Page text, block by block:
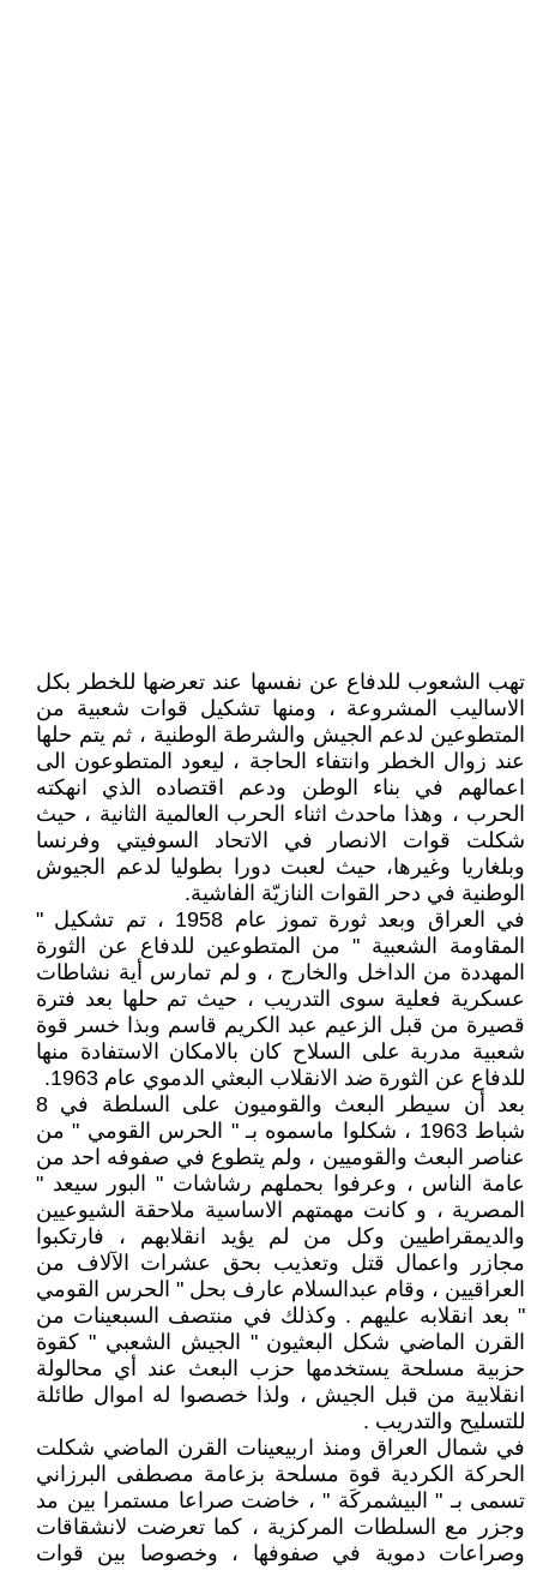
تهب الشعوب للدفاع عن نفسها عند تعرضها للخطر بكل
الاساليب المشروعة ، ومنها تشكيل قوات شعبية من
المتطوعين لدعم الجيش والشرطة الوطنية ، ثم يتم حلها
عند زوال الخطر وانتفاء الحاجة ، ليعود المتطوعون الى
اعمالهم في بناء الوطن ودعم اقتصاده الذي انهكته
الحرب ، وهذا ماحدث اثناء الحرب العالمية الثانية ، حيث
شكلت قوات الانصار في الاتحاد السوفيتي وفرنسا
وبلغاريا وغيرها، حيث لعبت دورا بطوليا لدعم الجيوش
الوطنية في دحر القوات النازيّة الفاشية.
في العراق وبعد ثورة تموز عام 1958 ، تم تشكيل "
المقاومة الشعبية " من المتطوعين للدفاع عن الثورة
المهددة من الداخل والخارج ، و لم تمارس أية نشاطات
عسكرية فعلية سوى التدريب ، حيث تم حلها بعد فترة
قصيرة من قبل الزعيم عبد الكريم قاسم وبذا خسر قوة
شعبية مدربة على السلاح كان بالامكان الاستفادة منها
للدفاع عن الثورة ضد الانقلاب البعثي الدموي عام 1963.
بعد أن سيطر البعث والقوميون على السلطة في 8
شباط 1963 ، شكلوا ماسموه بـ " الحرس القومي " من
عناصر البعث والقوميين ، ولم يتطوع في صفوفه احد من
عامة الناس ، وعرفوا بحملهم رشاشات " البور سيعد "
المصرية ، و كانت مهمتهم الاساسية ملاحقة الشيوعيين
والديمقراطيين وكل من لم يؤيد انقلابهم ، فارتكبوا
مجازر واعمال قتل وتعذيب بحق عشرات الآلاف من
العراقيين ، وقام عبدالسلام عارف بحل " الحرس القومي
" بعد انقلابه عليهم . وكذلك في منتصف السبعينات من
القرن الماضي شكل البعثيون " الجيش الشعبي " كقوة
حزبية مسلحة يستخدمها حزب البعث عند أي محالولة
انقلابية من قبل الجيش ، ولذا خصصوا له اموال طائلة
للتسليح والتدريب .
في شمال العراق ومنذ اربيعينات القرن الماضي شكلت
الحركة الكردية قوة مسلحة بزعامة مصطفى البرزاني
تسمى بـ " البيشمركَة " ، خاضت صراعا مستمرا بين مد
وجزر مع السلطات المركزية ، كما تعرضت لانشقاقات
وصراعات دموية في صفوفها ، وخصوصا بين قوات